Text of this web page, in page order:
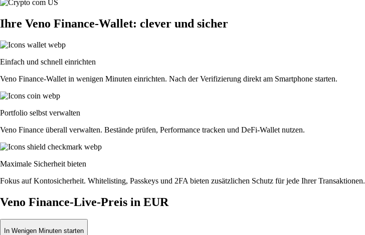
Ihre Veno Finance-Wallet: clever und sicher
Einfach und schnell einrichten
Veno Finance-Wallet in wenigen Minuten einrichten. Nach der Verifizierung direkt am Smartphone starten.
Portfolio selbst verwalten
Veno Finance überall verwalten. Bestände prüfen, Performance tracken und DeFi-Wallet nutzen.
Maximale Sicherheit bieten
Fokus auf Kontosicherheit. Whitelisting, Passkeys und 2FA bieten zusätzlichen Schutz für jede Ihrer Transaktionen.
Veno Finance-Live-Preis in EUR
In Wenigen Minuten starten